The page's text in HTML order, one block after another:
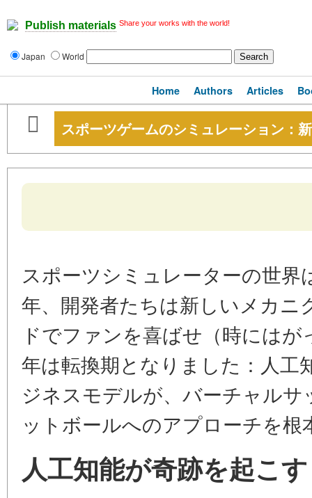
Publish materials Share your works with the world!
Japan World
Home Authors Articles
スポーツゲームのシミュレーション：
スポーツシミュレーターの世
年、開発者たちは新しいメカニ
ドでファンを喜ばせ（時には
年は転換期となりました：人工
ジネスモデルが、バーチャル
ットボールへのアプローチを根
人工知能が奇跡を起こす